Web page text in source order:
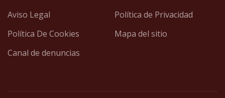
Aviso Legal
Política de Privacidad
Política De Cookies
Mapa del sitio
Canal de denuncias